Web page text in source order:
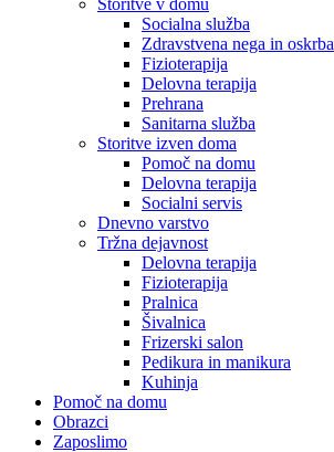
Socialna služba
Zdravstvena nega in oskrba
Fizioterapija
Delovna terapija
Prehrana
Sanitarna služba
Storitve izven doma
Pomoč na domu
Delovna terapija
Socialni servis
Dnevno varstvo
Tržna dejavnost
Delovna terapija
Fizioterapija
Pralnica
Šivalnica
Frizerski salon
Pedikura in manikura
Kuhinja
Pomoč na domu
Obrazci
Zaposlimo